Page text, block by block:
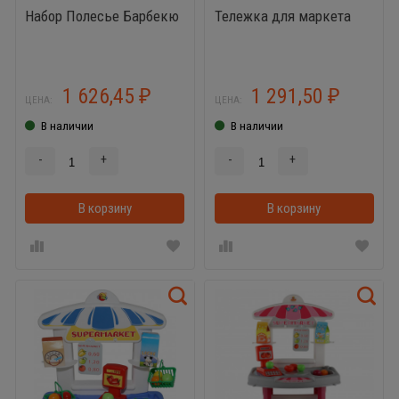
Набор Полесье Барбекю
ЦЕНА: 1 626,45 ₽
В наличии
- +
В корзину В корзинке
Тележка для маркета
ЦЕНА: 1 291,50₽
В наличии
- +
В корзину